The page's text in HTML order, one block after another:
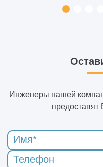
Инженеры нашей
предоставят